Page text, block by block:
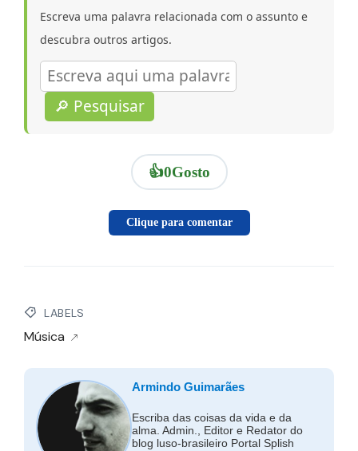
O título do novo álbum foi inspirado numa
passagem do livro “Hollywood” de Charles
Bukowski, em especial num momento em Venice
Beach em que o escritor descreve as ondas do mar
dessa forma: close enough to be seen, far enough
away to be safe. Slimmy adoptou esta frase como
uma analogia à sua vida, o “estar presente e
Escreva uma palavra relacionada com o assunto e
descubra outros artigos.
🔎 Pesquisar
👍0Gosto
Clique para comentar
LABELS
Música
Armindo Guimarães
Escriba das coisas da vida e da
alma. Admin., Editor e Redator do
blog luso-brasileiro Portal Splish